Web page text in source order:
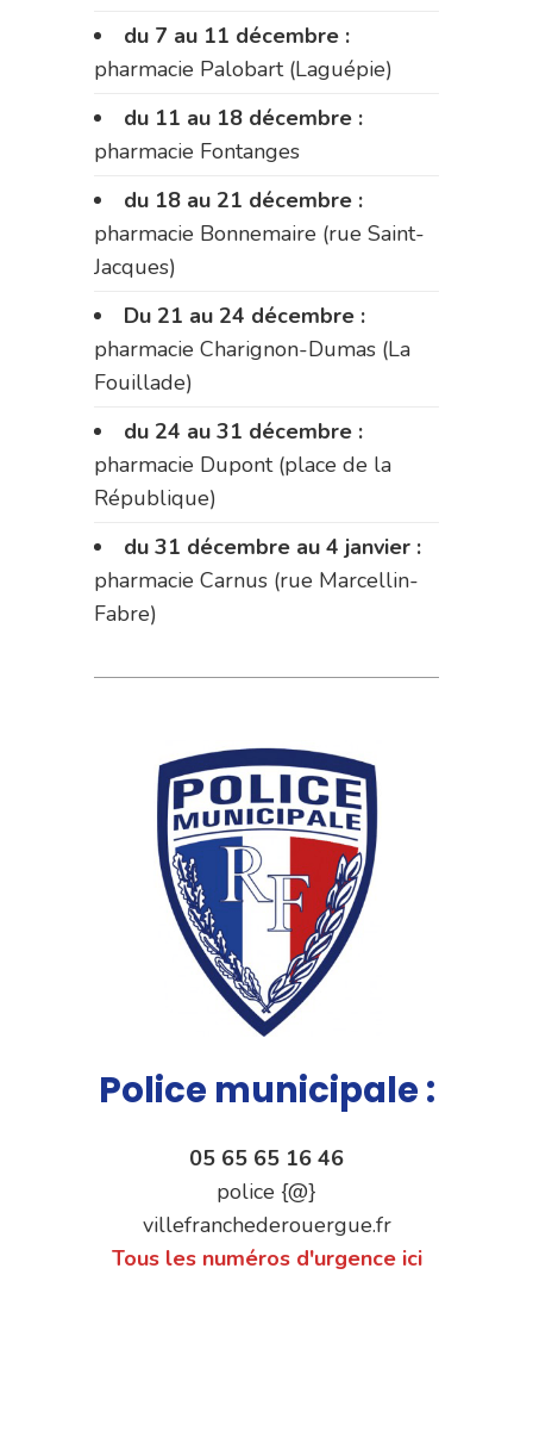
du 7 au 11 décembre :
pharmacie Palobart (Laguépie)
du 11 au 18 décembre :
pharmacie Fontanges
du 18 au 21 décembre :
pharmacie Bonnemaire (rue Saint-
Jacques)
Du 21 au 24 décembre :
pharmacie Charignon-Dumas (La
Fouillade)
du 24 au 31 décembre :
pharmacie Dupont (place de la
République)
du 31 décembre au 4 janvier :
pharmacie Carnus (rue Marcellin-
Fabre)
Police municipale :
05 65 65 16 46
police {@}
villefranchederouergue.fr
Tous les numéros d'urgence ici